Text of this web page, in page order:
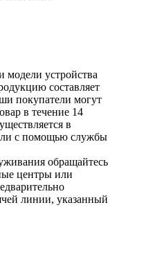
модели устройства
составляет
покупатели могут
в течение 14
в
с помощью службы
обращайтесь
центры или
линии, указанный